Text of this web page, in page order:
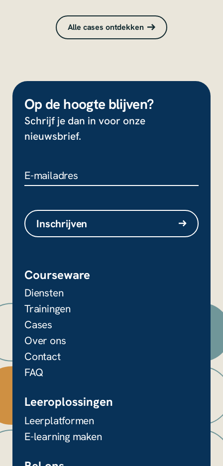
Alle cases ontdekken
Op de hoogte blijven?
Schrijf je dan in voor onze
nieuwsbrief.
validatiedoeleinden en moet niet
worden gewijzigd.
Inschrijven
Courseware
Diensten
Trainingen
Cases
Over ons
Contact
FAQ
Leeroplossingen
Leerplatformen
E-learning maken